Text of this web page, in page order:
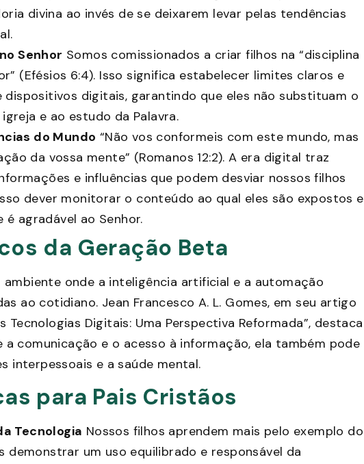
divina ao invés de se deixarem levar pelas tendências
Senhor Somos comissionados a criar filhos na “disciplina
(Efésios 6:4). Isso significa estabelecer limites claros e
digitais, garantindo que eles não substituam o
e ao estudo da Palavra.
do Mundo “Não vos conformeis com este mundo, mas
da vossa mente” (Romanos 12:2). A era digital traz
e influências que podem desviar nossos filhos
dever monitorar o conteúdo ao qual eles são expostos e
agradável ao Senhor.
da Geração Beta
onde a inteligência artificial e a automação
ao cotidiano. Jean Francesco A. L. Gomes, em seu artigo
Tecnologias Digitais: Uma Perspectiva Reformada”, destaca
comunicação e o acesso à informação, ela também pode
interpessoais e a saúde mental.
para Pais Cristãos
Tecnologia Nossos filhos aprendem mais pelo exemplo do
demonstrar um uso equilibrado e responsável da